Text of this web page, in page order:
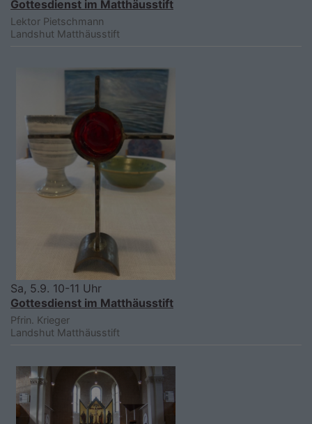
Gottesdienst im Matthäusstift
Lektor Pietschmann
Landshut Matthäusstift
Sa, 5.9. 10-11 Uhr
Gottesdienst im Matthäusstift
Pfrin. Krieger
Landshut Matthäusstift